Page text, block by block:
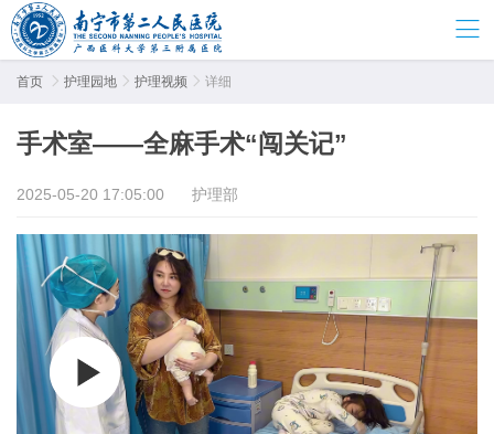
首页  护理园地  护理视频  详细
手术室——全麻手术“闯关记”
2025-05-20 17:05:00 护理部